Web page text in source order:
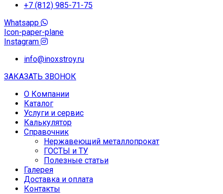
+7 (812) 985-71-75
Whatsapp
Icon-paper-plane
Instagram
info@inoxstroy.ru
ЗАКАЗАТЬ ЗВОНОК
О Компании
Каталог
Услуги и сервис
Калькулятор
Справочник
Нержавеющий металлопрокат
ГОСТЫ и ТУ
Полезные статьи
Галерея
Доставка и оплата
Контакты